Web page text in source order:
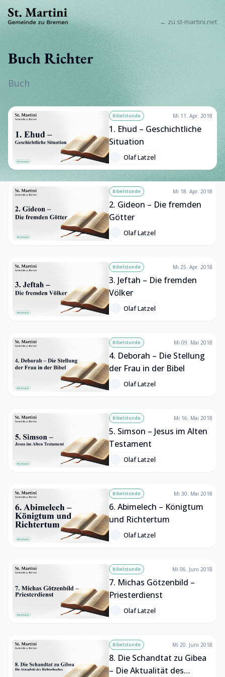
← zu st-martini.net
Buch Richter
Buch
Bibelstunde Mi 11. Apr. 2018
1. Ehud – Geschichtliche
Situation
Olaf Latzel
Bibelstunde Mi 18. Apr. 2018
2. Gideon – Die fremden
Götter
Olaf Latzel
Bibelstunde Mi 25. Apr. 2018
3. Jeftah – Die fremden
Völker
Olaf Latzel
Bibelstunde Mi 09. Mai 2018
4. Deborah – Die Stellung
der Frau in der Bibel
Olaf Latzel
Bibelstunde Mi 16. Mai 2018
5. Simson – Jesus im Alten
Testament
Olaf Latzel
Bibelstunde Mi 30. Mai 2018
6. Abimelech – Königtum
und Richtertum
Olaf Latzel
Bibelstunde Mi 06. Juni 2018
7. Michas Götzenbild –
Priesterdienst
Olaf Latzel
Bibelstunde Mi 20. Juni 2018
8. Die Schandtat zu Gibea
– Die Aktualität des